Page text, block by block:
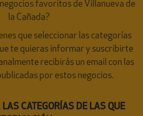
favoritos de Villanueva de
la Cañada?
que seleccionar las categorías
te quieras informar y suscribirte
recibirás un email con las
por estos negocios.
LAS CATEGORÍAS DE LAS QUE